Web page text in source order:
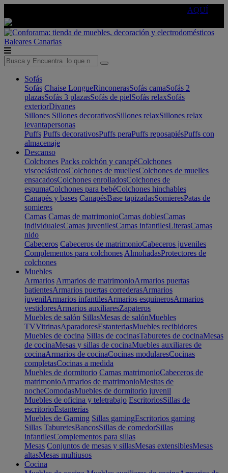
AQUÍ
Baleares Canarias
Sofás
Sofás Chaise LongueRinconerasSofás camaSofás 2
plazasSofás 3 plazasSofás de pielSofás relaxSofás
exteriorDivanes
Sillones Sillones decorativosSillones relaxSillones relax
levantapersonas
Puffs Puffs decorativosPuffs peraPuffs reposapiésPuffs con
almacenaje
Descanso
Colchones Packs colchón y canapéColchones
viscoelásticosColchones de muellesColchones de muelles
ensacadosColchones enrolladosColchones de
espumaColchones para bebéColchones hinchables
Canapés y bases CanapésBase tapizadasSomieresPatas de
somieres
Camas Camas de matrimonioCamas doblesCamas
individualesCamas juvenilesCamas infantilesLiterasCamas
nido
Cabeceros Cabeceros de matrimonioCabeceros juveniles
Complementos para colchones AlmohadasProtectores de
colchones
Muebles
Armarios Armarios de matrimonioArmarios puertas
batientesArmarios puertas correderasArmarios
juvenilArmarios infantilesArmarios esquinerosArmarios
vestidoresArmarios auxiliaresZapateros
Muebles de salón SillasMesas de salónMuebles
TVVitrinasAparadoresEstanteriasMuebles recibidores
Muebles de cocina Sillas de cocinasTaburetes de cocinaMesas
de cocinaMesas y sillas de cocinaMuebles auxiliares de
cocinaArmarios de cocinaCocinas modularesCocinas
completasCocinas a medida
Muebles de dormitorio Camas matrimonioCabeceros de
matrimonioArmarios de matrimonioMesitas de
nocheComodasMuebles de dormitorio juvenil
Muebles de oficina y teletrabajo EscritoriosSillas de
escritorioEstanterías
Muebles de Gaming Sillas gamingEscritorios gaming
Sillas TaburetesBancosSillas de comedorSillas
infantilesComplementos para sillas
Mesas Conjuntos de mesas y sillasMesas extensiblesMesas
altasMesas multiusos
Cocina